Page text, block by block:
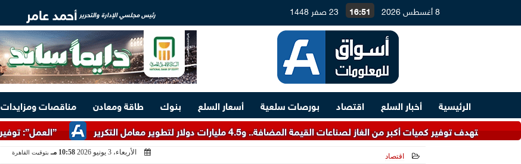
8 أغسطس 2026 16:51 23 صفر 1448 رئيس مجلسي الإدارة والتحرير أحمد عامر
الرئيسية أخبار السلع اقتصاد بورصات سلعية أسعار السلع بنوك طاقة ومعادن مناقصات ومزايدات
”العمل”: توفير 3070 فرصة عمل بمجموعة طلعت مصطفى من الغاز لصناعات القيمة المضافة.. و4.5 مليارات دولار لتطوير معامل التكرير
اقتصاد الأربعاء، 3 يونيو 2026 10:58 مـ بتوقيت القاهرة